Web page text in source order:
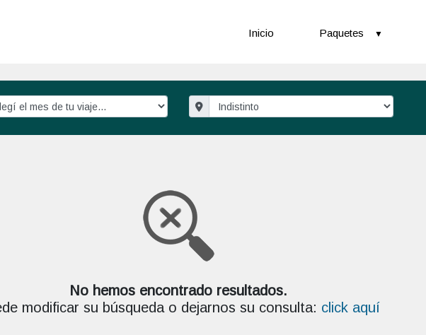
Inicio Paquetes
No hemos encontrado resultados.
modificar su búsqueda o dejarnos su consulta: click aquí